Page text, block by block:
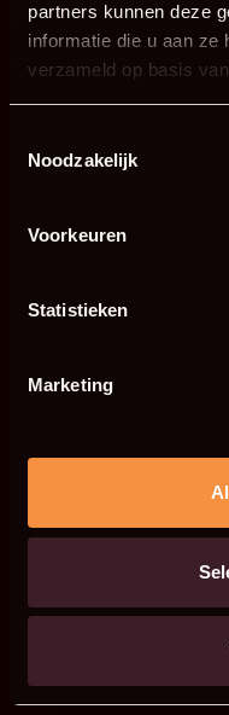
partners kunnen deze
informatie die u aan ze
verzameld op basis
Noodzakelijk
Voorkeuren
Statistieken
Marketing